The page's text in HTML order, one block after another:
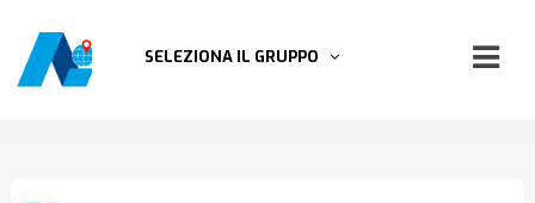
SELEZIONA IL GRUPPO